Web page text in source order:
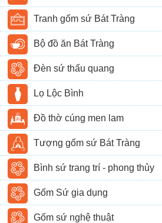
Tranh gốm sứ Bát Tràng
Bộ đồ ăn Bát Tràng
Đèn sứ thấu quang
Lọ Lộc Bình
Đồ thờ cúng men lam
Tượng gốm sứ Bát Tràng
Bình sứ trang trí - phong thủy
Gốm Sứ gia dụng
Gốm sứ nghệ thuật